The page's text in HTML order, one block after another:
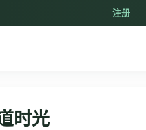
注册
时光